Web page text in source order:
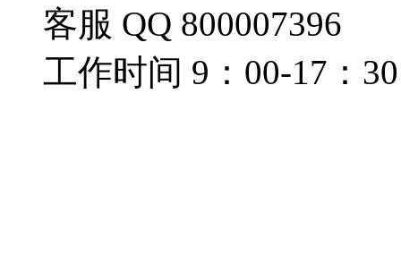
客服 QQ 800007396
工作时间 9：00-17：30